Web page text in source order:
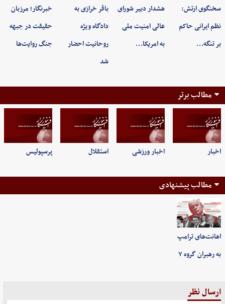
سخنگوی ارتش:
نظم ایرانی حاکم
بر تنگه…
هشدار دبیر شورای
عالی امنیت ملی
به امریکا…
باقر خرازی به
دادگاه ویژه
روحانیت احضار
شد
خبرنگار؛ مرزبان
حقیقت در جبهه
جنگ روایت‌ها
مطالب برتر
اخبار اخبار ورزشی استقلال پرسپولیس
مطالب پیشنهادی
اهانت‌های ترامپ
به رهبران گروه ۷
ارسال نظر